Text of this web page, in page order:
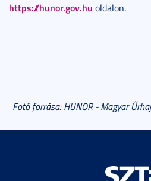
https://hunor.gov.hu oldalon.
Fotó forrása: HUNOR - Magyar